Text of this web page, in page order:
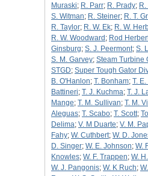
Muraski; R. Parr; R. Prady;
S. Witman; R. Steiner; R. T.
R. Taylor; R. W. Ek; R. W.
R. W. Woodward ; Rod
Ginsburg; S. J. Peermont; S.
S. M. Garvey; Steam Turbine
STGD; Super Tough Gator
B. O'Hanlon; T. Bonham; T.
Battineri; T. J. Kuchma; T. J.
Mange; T. M. Sullivan; T. M.
Aleguas; T. Scabo; T. Scott;
Delima; V. M Duarte; V. M.
Fahy; W. Cuthbert; W. D.
D. Singer; W. E. Johnson; W.
Knowles; W. F. Trappen; W.
W. J. Pangonis; W. K Ruch;